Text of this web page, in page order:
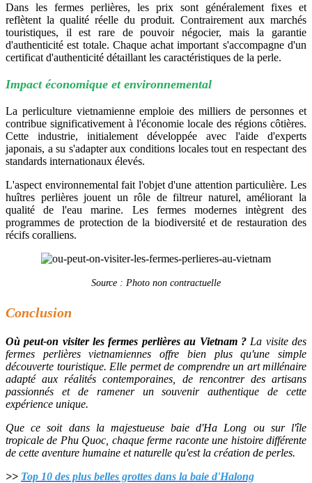
Dans les fermes perlières, les prix sont généralement fixes et
reflètent la qualité réelle du produit. Contrairement aux marchés
touristiques, il est rare de pouvoir négocier, mais la garantie
d'authenticité est totale. Chaque achat important s'accompagne d'un
certificat d'authenticité détaillant les caractéristiques de la perle.
Impact économique et environnemental
La perliculture vietnamienne emploie des milliers de personnes et
contribue significativement à l'économie locale des régions côtières.
Cette industrie, initialement développée avec l'aide d'experts
japonais, a su s'adapter aux conditions locales tout en respectant des
standards internationaux élevés.
L'aspect environnemental fait l'objet d'une attention particulière. Les
huîtres perlières jouent un rôle de filtreur naturel, améliorant la
qualité de l'eau marine. Les fermes modernes intègrent des
programmes de protection de la biodiversité et de restauration des
récifs coralliens.
Source : Photo non contractuelle
Conclusion
Où peut-on visiter les fermes perlières au Vietnam ? La visite des
fermes perlières vietnamiennes offre bien plus qu'une simple
découverte touristique. Elle permet de comprendre un art millénaire
adapté aux réalités contemporaines, de rencontrer des artisans
passionnés et de ramener un souvenir authentique de cette
expérience unique.
Que ce soit dans la majestueuse baie d'Ha Long ou sur l'île
tropicale de Phu Quoc, chaque ferme raconte une histoire différente
de cette aventure humaine et naturelle qu'est la création de perles.
>> Top 10 des plus belles grottes dans la baie d'Halong